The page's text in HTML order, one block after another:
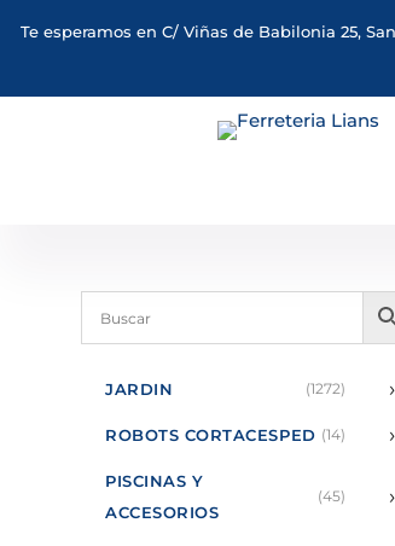
Te esperamos en C/ Viñas de Babilonia 25,
JARDIN (1272) ›
ROBOTS CORTACESPED (14) ›
PISCINAS Y
ACCESORIOS
(45) ›